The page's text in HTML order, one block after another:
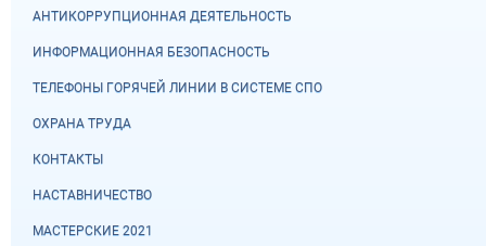
АНТИКОРРУПЦИОННАЯ ДЕЯТЕЛЬНОСТЬ
ИНФОРМАЦИОННАЯ БЕЗОПАСНОСТЬ
ТЕЛЕФОНЫ ГОРЯЧЕЙ ЛИНИИ В СИСТЕМЕ СПО
ОХРАНА ТРУДА
КОНТАКТЫ
НАСТАВНИЧЕСТВО
МАСТЕРСКИЕ 2021